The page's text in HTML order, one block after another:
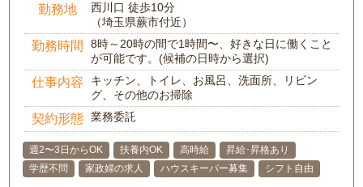
勤務地
西川口 徒歩10分
（埼玉県蕨市付近）
勤務時間
8時～20時の間で1時間〜、好きな日に働くこと
が可能です。(候補の日時から選択)
仕事内容
キッチン、トイレ、お風呂、洗面所、リビン
グ、その他のお掃除
契約形態 業務委託
週2〜3日からOK 扶養内OK 高時給
昇給･昇格あり
学歴不問
家政婦の求人 ハウスキーパー募集 シフト自由